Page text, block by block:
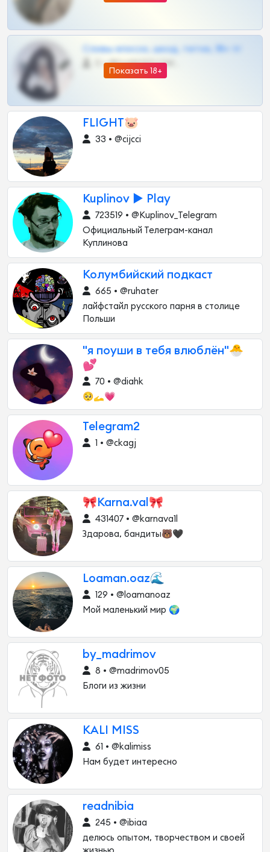
Показать 18+
Сливы вписок, шкод, теток, 18+ тг
0 •
FLIGHT🐷
33 • @cijcci
Kuplinov ► Play
723519 • @Kuplinov_Telegram
Официальный Телеграм-канал
Куплинова
Колумбийский подкаст
665 • @ruhater
лайфстайл русского парня в столице
Польши
"я поуши в тебя влюблён"🐣
💕
70 • @diahk
🥺🫴💗
Telegram2
1 • @ckagj
🎀Karna.val🎀
431407 • @karnava1l
Здарова, бандиты🐻🖤
Loaman.oaz🌊
129 • @loamanoaz
Мой маленький мир 🌍
by_madrimov
8 • @madrimov05
Блоги из жизни
KALI MISS
61 • @kalimiss
Нам будет интересно
readnibia
245 • @ibiaa
делюсь опытом, творчеством и своей